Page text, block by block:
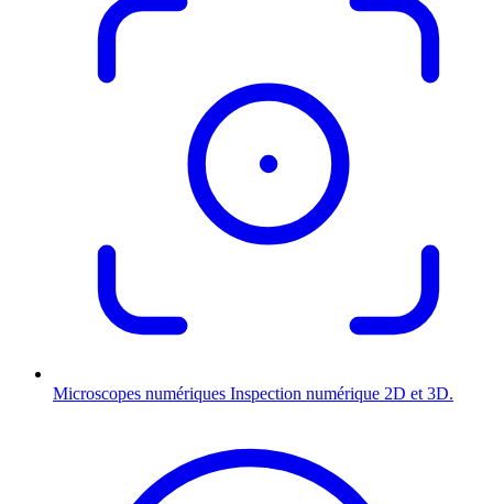
Microscopes numériques Inspection numérique 2D et 3D.